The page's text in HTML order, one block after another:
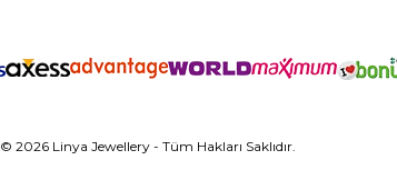
© 2026 Linya Jewellery - Tüm Hakları Saklıdır.